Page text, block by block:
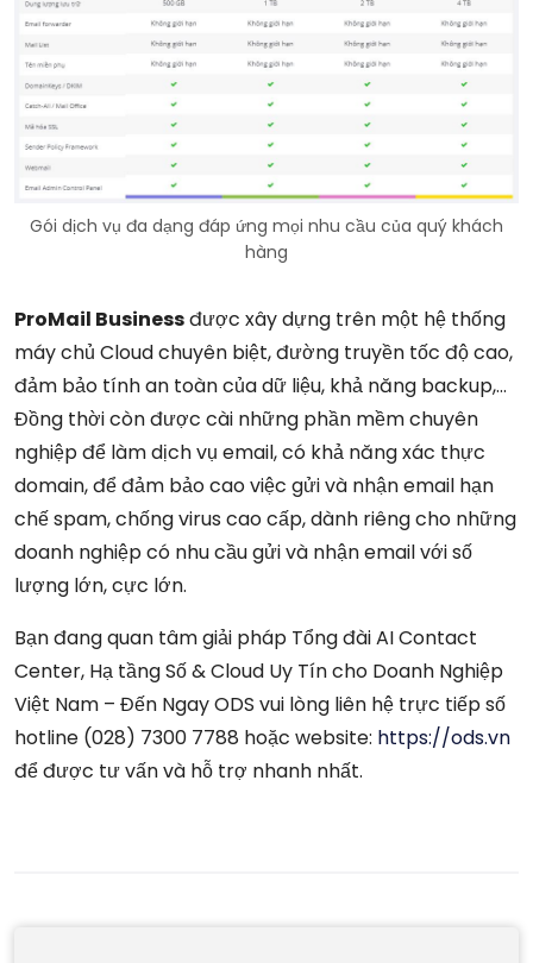
Gói dịch vụ đa dạng đáp ứng mọi nhu cầu của quý khách
hàng
ProMail Businessđược xây dựng trên một hệ thống
máy chủ Cloud chuyên biệt, đường truyền tốc độ cao,
đảm bảo tính an toàn của dữ liệu, khả năng backup,…
Đồng thời còn được cài những phần mềm chuyên
nghiệp để làm dịch vụ email, có khả năng xác thực
domain, để đảm bảo cao việc gửi và nhận email hạn
chế spam, chống virus cao cấp, dành riêng cho những
doanh nghiệp có nhu cầu gửi và nhận email với số
lượng lớn, cực lớn.
Bạn đang quan tâm giải pháp Tổng đài AI Contact
Center, Hạ tầng Số & Cloud Uy Tín cho Doanh Nghiệp
Việt Nam – Đến Ngay ODS vui lòng liên hệ trực tiếp số
hotline (028) 7300 7788 hoặc website: https://ods.vn
để được tư vấn và hỗ trợ nhanh nhất.